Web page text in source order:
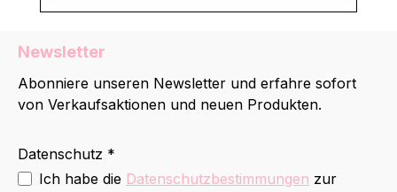
Newsletter
Abonniere unseren Newsletter und erfahre sofort
von Verkaufsaktionen und neuen Produkten.
Datenschutz *
Ich habe die Datenschutzbestimmungen zur